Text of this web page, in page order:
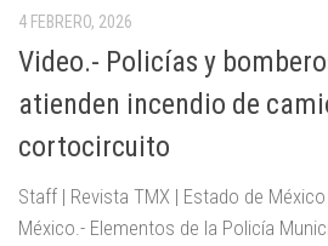
4 FEBRERO, 2026
Video.- Policías y
atienden incendio de
cortocircuito
Staff | Revista TMX | Estado de
México.- Elementos de la Policía